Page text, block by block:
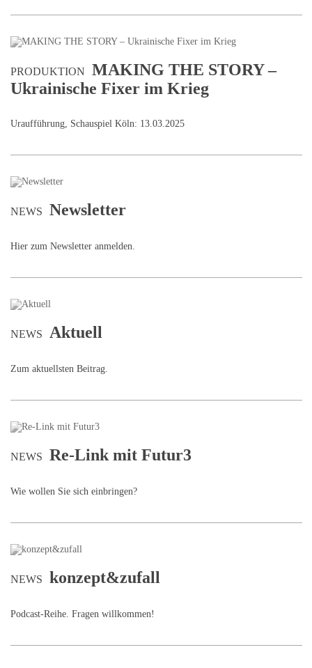
PRODUKTION
MAKING THE STORY –
Ukrainische Fixer im Krieg
Uraufführung, Schauspiel Köln: 13.03.2025
NEWS Newsletter
Hier zum Newsletter anmelden.
NEWS Aktuell
Zum aktuellsten Beitrag.
NEWS Re-Link mit Futur3
Wie wollen Sie sich einbringen?
NEWS konzept&zufall
Podcast-Reihe. Fragen willkommen!